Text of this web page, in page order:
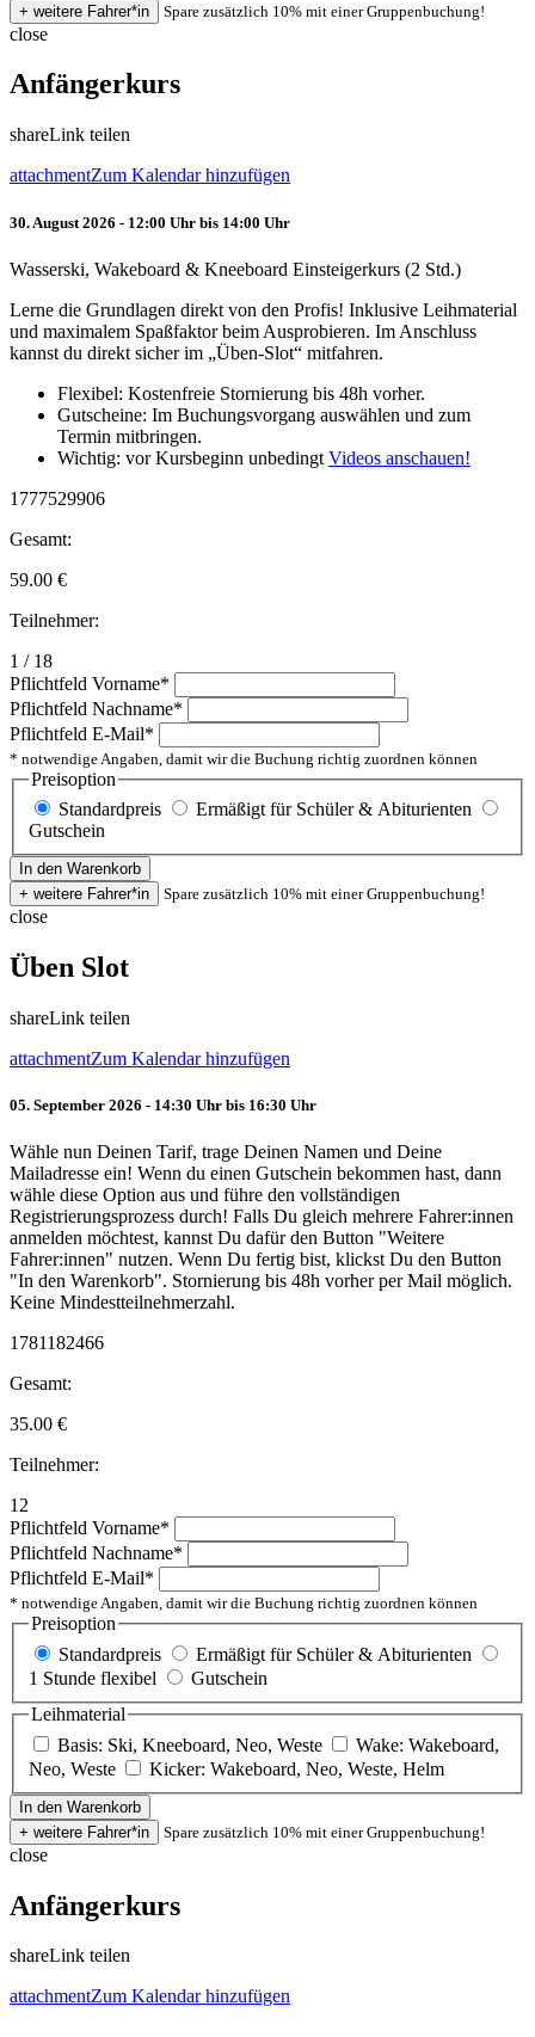
Spare zusätzlich 10% mit einer Gruppenbuchung!
close
Anfängerkurs
shareLink teilen
attachmentZum Kalendar hinzufügen
30. August 2026 - 12:00 Uhr bis 14:00 Uhr
Wasserski, Wakeboard & Kneeboard Einsteigerkurs (2 Std.)
Lerne die Grundlagen direkt von den Profis! Inklusive Leihmaterial
und maximalem Spaßfaktor beim Ausprobieren. Im Anschluss
kannst du direkt sicher im „Üben-Slot“ mitfahren.
Flexibel: Kostenfreie Stornierung bis 48h vorher.
Gutscheine: Im Buchungsvorgang auswählen und zum
Termin mitbringen.
Wichtig: vor Kursbeginn unbedingt Videos anschauen!
1777529906
Gesamt:
59.00 €
Teilnehmer:
1 / 18
Pflichtfeld Vorname*
Pflichtfeld Nachname*
Pflichtfeld E-Mail*
* notwendige Angaben, damit wir die Buchung richtig zuordnen können
Preisoption
Standardpreis
Ermäßigt für Schüler & Abiturienten
Gutschein
Spare zusätzlich 10% mit einer Gruppenbuchung!
close
Üben Slot
shareLink teilen
attachmentZum Kalendar hinzufügen
05. September 2026 - 14:30 Uhr bis 16:30 Uhr
Wähle nun Deinen Tarif, trage Deinen Namen und Deine
Mailadresse ein! Wenn du einen Gutschein bekommen hast, dann
wähle diese Option aus und führe den vollständigen
Registrierungsprozess durch! Falls Du gleich mehrere Fahrer:innen
anmelden möchtest, kannst Du dafür den Button "Weitere
Fahrer:innen" nutzen. Wenn Du fertig bist, klickst Du den Button
"In den Warenkorb". Stornierung bis 48h vorher per Mail möglich.
Keine Mindestteilnehmerzahl.
1781182466
Gesamt:
35.00 €
Teilnehmer:
12
Pflichtfeld Vorname*
Pflichtfeld Nachname*
Pflichtfeld E-Mail*
* notwendige Angaben, damit wir die Buchung richtig zuordnen können
Preisoption
Standardpreis
Ermäßigt für Schüler & Abiturienten
1 Stunde flexibel
Gutschein
Leihmaterial
Basis: Ski, Kneeboard, Neo, Weste
Wake: Wakeboard,
Neo, Weste
Kicker: Wakeboard, Neo, Weste, Helm
Spare zusätzlich 10% mit einer Gruppenbuchung!
close
Anfängerkurs
shareLink teilen
attachmentZum Kalendar hinzufügen